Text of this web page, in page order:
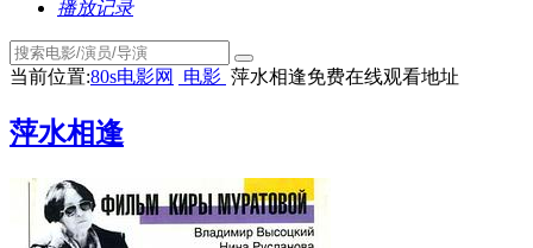
播放记录
当前位置:80s电影网 电影 萍水相逢免费在线观看地址
萍水相逢